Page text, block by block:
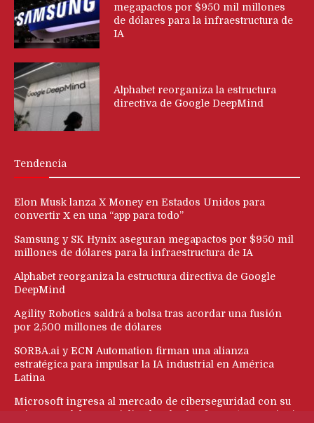
megapactos por $950 mil millones
de dólares para la infraestructura de
IA
Alphabet reorganiza la estructura
directiva de Google DeepMind
Tendencia
Elon Musk lanza X Money en Estados Unidos para
convertir X en una “app para todo”
Samsung y SK Hynix aseguran megapactos por $950 mil
millones de dólares para la infraestructura de IA
Alphabet reorganiza la estructura directiva de Google
DeepMind
Agility Robotics saldrá a bolsa tras acordar una fusión
por 2,500 millones de dólares
SORBA.ai y ECN Automation firman una alianza
estratégica para impulsar la IA industrial en América
Latina
Microsoft ingresa al mercado de ciberseguridad con su
primer modelo especializado y la plataforma ‘Perception’